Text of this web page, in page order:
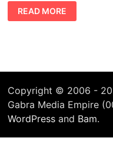
KISAH
SERAM
JUMPA
PAHANG
READ MORE
Copyright © 2006 -
Gabra Media Empire
WordPress and Bam.